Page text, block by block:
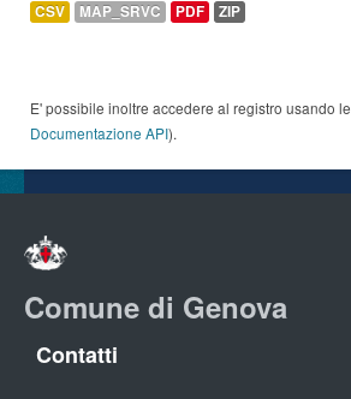
CSV MAP_SRVC PDF ZIP
E' possibile inoltre accedere al registro usando le
Documentazione API).
Comune di Genova
Contatti